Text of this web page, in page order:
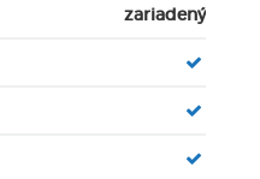
zariadený